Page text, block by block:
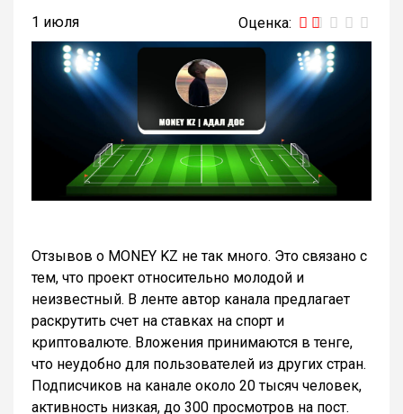
1 июля
Отзывов о MONEY KZ не так много. Это связано с
тем, что проект относительно молодой и
неизвестный. В ленте автор канала предлагает
раскрутить счет на ставках на спорт и
криптовалюте. Вложения принимаются в тенге,
что неудобно для пользователей из других стран.
Подписчиков на канале около 20 тысяч человек,
активность низкая, до 300 просмотров на пост.